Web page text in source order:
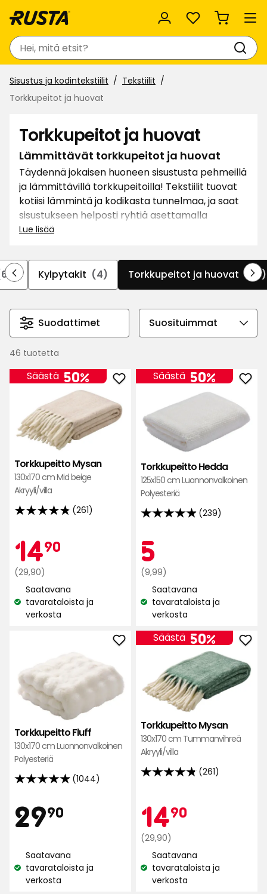
Suosikit
Haku
Sisustus ja kodintekstiilit
Tekstiilit
Torkkupeitot ja huovat
Torkkupeitot ja huovat
Lämmittävät torkkupeitot ja huovat
Täydennä jokaisen huoneen sisustusta pehmeillä
ja lämmittävillä torkkupeitoilla! Tekstiilit tuovat
kotiisi lämmintä ja kodikasta tunnelmaa, ja saat
sisustukseen helposti ryhtiä asettamalla
torkkupeittoja sohville ja nojatuoleihin.
torkkupeittoja eri materiaaleista. Kietoudu
koleina iltoina parvekkeelle fleecehuopaan tai
kömmi sohvalle pehmeän teddyhuovan alle.
Lue lisää
Kylpytakit (4) Torkkupeitot ja huovat (46)
Suodattimet
Valitse
46 tuotetta
Torkkupeitto Mysan
130x170 cm Mid beige
Akryyli/villa
(261)
4.8
5:stä,
261
arvostelun
perusteella
1490
€
Normaali
hinta
29,90
€
(29,90)
Säästä 50%
Katso
saatavuus:
Saatavana
tavarataloista ja
verkosta
Lisää
Torkkupeitto
Mysan
suosikkeihin
Torkkupeitto Hedda
125x150 cm Luonnonvalkoinen
Polyesteriä
(239)
4.9
5:stä,
239
arvostelun
perusteella
5
€
Normaali
hinta
9,99
€
(9,99)
Säästä 50%
Katso
saatavuus:
Saatavana
tavarataloista ja
verkosta
Torkkupeitto Fluff
130x170 cm Luonnonvalkoinen
Polyesteriä
(1044)
4.9
5:stä,
1044
perusteella
Hinta
2990
€
Katso
saatavuus:
Saatavana
tavarataloista ja
verkosta
Lisää
Torkkupeitto
Fluff
suosikkeihin
Torkkupeitto Mysan
130x170 cm Tummanvihreä
Akryyli/villa
(261)
4.8
5:stä,
261
arvostelun
perusteella
1490
€
Normaali
hinta
29,90
€
(29,90)
Säästä 50%
Katso
saatavuus:
Saatavana
tavarataloista ja
verkosta